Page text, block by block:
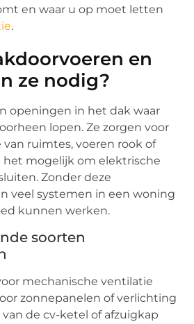
en waar u op moet letten
.
en
ze nodig?
openingen in het dak waar
lopen. Ze zorgen voor
ruimtes, voeren rook of
het mogelijk om elektrische
Zonder deze
veel systemen in een woning
kunnen werken.
soorten
mechanische ventilatie
zonnepanelen of verlichting
de cv-ketel of afzuigkap